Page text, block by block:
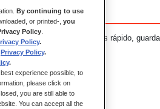
beneficios: Pago más rápido,
y mucho más.
By continuing to use
or printed-, you
Policy
Policy.
Privacy Policy.
.
experience possible, to
please click on
you are still able to
You can accept all the